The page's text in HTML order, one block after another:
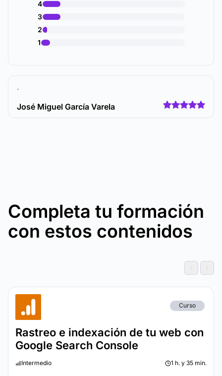
4
3
2
1
.
José Miguel García Varela
Completa tu formación
con estos contenidos
Curso
Rastreo e indexación de tu web con
Google Search Console
Intermedio 1 h. y 35 min.